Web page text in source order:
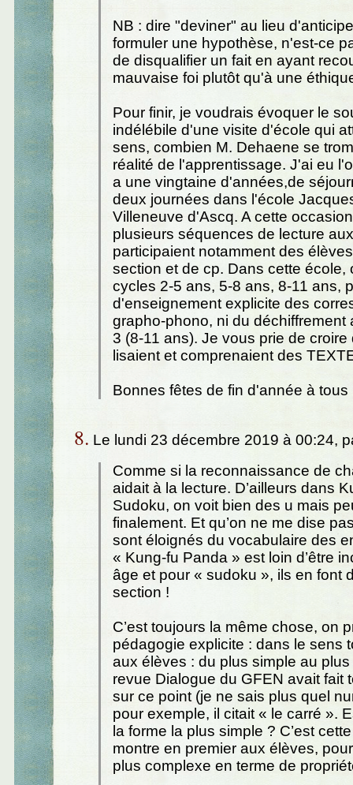
NB : dire "deviner" au lieu
formuler une hypothèse, n'est-ce
de disqualifier un fait en ayant
mauvaise foi plutôt qu'à une
Pour finir, je voudrais évoquer le
indélébile d'une visite d'école qui
sens, combien M. Dehaene se
réalité de l'apprentissage. J'ai eu
a une vingtaine d'années,de
deux journées dans l'école
Villeneuve d'Ascq. A cette
plusieurs séquences de lecture
participaient notamment des
section et de cp. Dans cette école,
cycles 2-5 ans, 5-8 ans, 8-11 ans,
d'enseignement explicite des
grapho-phono, ni du déchiffrement
3 (8-11 ans). Je vous prie de
lisaient et comprenaient des
Bonnes fêtes de fin d'année à tous
8. Le lundi 23 décembre 2019 à 00:24,
Comme si la reconnaissance de
aidait à la lecture. D’ailleurs dans
Sudoku, on voit bien des u mais
finalement. Et qu’on ne me dise
sont éloignés du vocabulaire des
« Kung-fu Panda » est loin d’être
âge et pour « sudoku », ils en font
section !
C’est toujours la même chose, on
pédagogie explicite : dans le sens
aux élèves : du plus simple au
revue Dialogue du GFEN avait fait
sur ce point (je ne sais plus quel
pour exemple, il citait « le carré ».
la forme la plus simple ? C’est
montre en premier aux élèves,
plus complexe en terme de